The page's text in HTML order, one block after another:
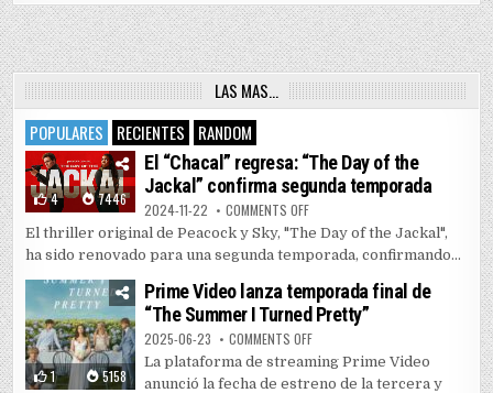
LAS MAS…
POPULARES
RECIENTES RANDOM
4 7446
El “Chacal” regresa: “The Day of the
Jackal” confirma segunda temporada
2024-11-22 COMMENTS OFFON EL “CHACAL” REGRESA: “THE
El thriller original de Peacock y Sky, "The Day of the Jackal",
ha sido renovado para una segunda temporada, confirmando...
1 5158
Prime Video lanza temporada final de
“The Summer I Turned Pretty”
2025-06-23 COMMENTS OFFON PRIME VIDEO LANZA
La plataforma de streaming Prime Video
anunció la fecha de estreno de la tercera y